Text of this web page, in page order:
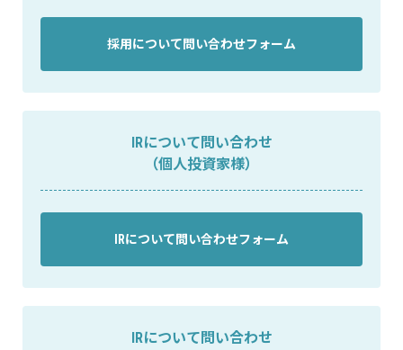
採用について問い合わせフォーム
IRについて問い合わせ
（個人投資家様）
IRについて問い合わせフォーム
IRについて問い合わせ